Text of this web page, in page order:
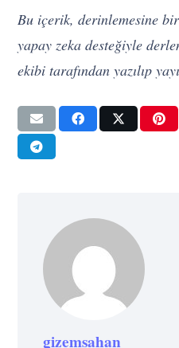
Bu içerik, derinlemesine bir
yapay zeka desteğiyle
ekibi tarafından yazılıp
gizemsahan